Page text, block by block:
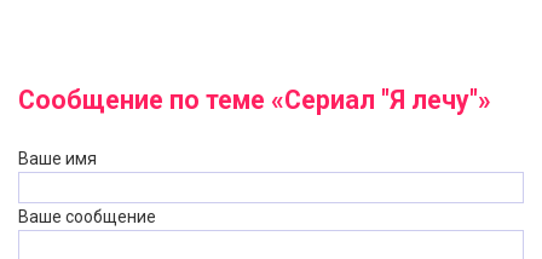
Сообщение по теме «Сериал "Я лечу"»
Ваше имя
Ваше сообщение